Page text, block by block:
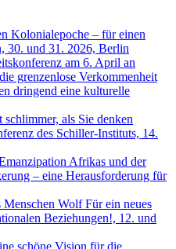
Kolonialepoche – für einen
30. und 31. 2026, Berlin
am 6. April an
grenzenlose Verkommenheit
dringend eine kulturelle
als Sie denken
des Schiller-Instituts, 14.
Afrikas und der
– eine Herausforderung für
Wolf Für ein neues
Beziehungen!, 12. und